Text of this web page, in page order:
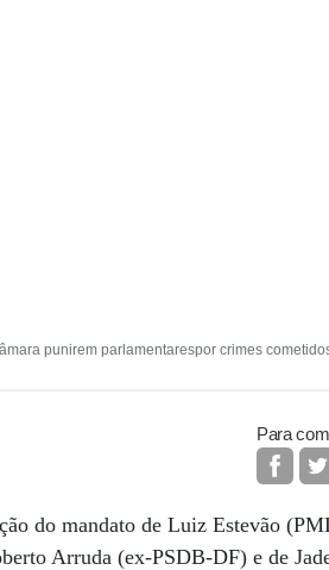
punirem parlamentarespor crimes
Para
do mandato de Luiz Estevão
Arruda (ex-PSDB-DF) e de